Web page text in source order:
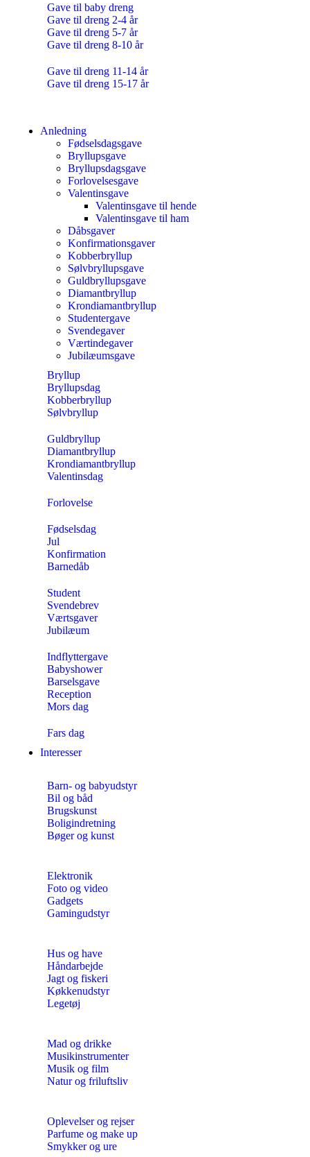
Gave til baby dreng
Gave til dreng 2-4 år
Gave til dreng 5-7 år
Gave til dreng 8-10 år
Gave til dreng 11-14 år
Gave til dreng 15-17 år
Anledning
Fødselsdagsgave
Bryllupsgave
Bryllupsdagsgave
Forlovelsesgave
Valentinsgave
Valentinsgave til hende
Valentinsgave til ham
Dåbsgaver
Konfirmationsgaver
Kobberbryllup
Sølvbryllupsgave
Guldbryllupsgave
Diamantbryllup
Krondiamantbryllup
Studentergave
Svendegaver
Værtindegaver
Jubilæumsgave
Bryllup
Bryllupsdag
Kobberbryllup
Sølvbryllup
Guldbryllup
Diamantbryllup
Krondiamantbryllup
Valentinsdag
Forlovelse
Fødselsdag
Jul
Konfirmation
Barnedåb
Student
Svendebrev
Værtsgaver
Jubilæum
Indflyttergave
Babyshower
Barselsgave
Reception
Mors dag
Fars dag
Interesser
Barn- og babyudstyr
Bil og båd
Brugskunst
Boligindretning
Bøger og kunst
Elektronik
Foto og video
Gadgets
Gamingudstyr
Hus og have
Håndarbejde
Jagt og fiskeri
Køkkenudstyr
Legetøj
Mad og drikke
Musikinstrumenter
Musik og film
Natur og friluftsliv
Oplevelser og rejser
Parfume og make up
Smykker og ure